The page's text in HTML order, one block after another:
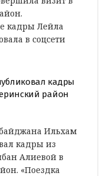
кадры Лейла
в соцсети
кадры
район
Ильхам
кадры из
Алиевой в
«Поездка